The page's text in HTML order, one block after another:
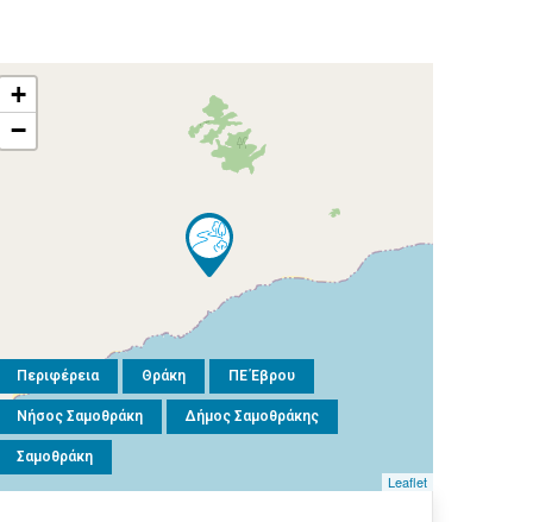
Περιφέρεια Θράκη ΠΕ Έβρου
Νήσος Σαμοθράκη Δήμος Σαμοθράκης
Σαμοθράκη
+
−
Leaflet